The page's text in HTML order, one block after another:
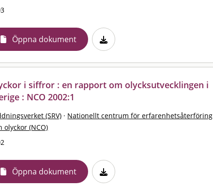
Öppna dokument
i siffror : en rapport om olycksutvecklingen i
: NCO 2002:1
(SRV) · Nationellt centrum för erfarenhetsåterföring
olyckor (NCO)
Öppna dokument